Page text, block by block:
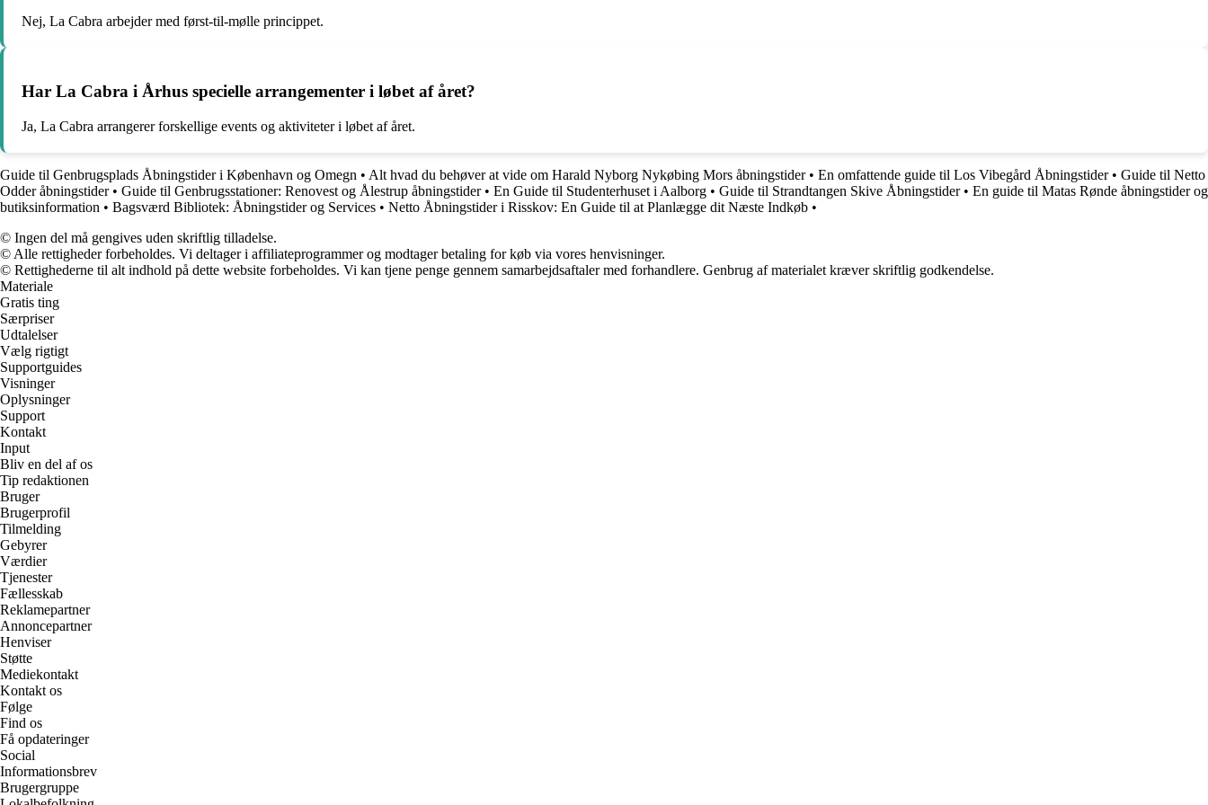
Nej, La Cabra arbejder med først-til-mølle princippet.
Har La Cabra i Århus specielle arrangementer i løbet af året?
Ja, La Cabra arrangerer forskellige events og aktiviteter i løbet af året.
Guide til Genbrugsplads Åbningstider i København og Omegn • Alt hvad du behøver at vide om Harald Nyborg Nykøbing Mors åbningstider• En omfattende guide til Los Vibegård Åbningstider• Guide til Netto
Odder åbningstider• Guide til Genbrugsstationer: Renovest og Ålestrup åbningstider• En Guide til Studenterhuset i Aalborg • Guide til Strandtangen Skive Åbningstider• En guide til Matas Rønde åbningstider og
butiksinformation • Bagsværd Bibliotek: Åbningstider og Services • Netto Åbningstider i Risskov: En Guide til at Planlægge dit Næste Indkøb •
© Ingen del må gengives uden skriftlig tilladelse.
© Alle rettigheder forbeholdes. Vi deltager i affiliateprogrammer og modtager betaling for køb via vores henvisninger.
© Rettighederne til alt indhold på dette website forbeholdes. Vi kan tjene penge gennem samarbejdsaftaler med forhandlere. Genbrug af materialet kræver skriftlig godkendelse.
Materiale
Gratis ting
Særpriser
Udtalelser
Vælg rigtigt
Supportguides
Visninger
Oplysninger
Support
Kontakt
Input
Bliv en del af os
Tip redaktionen
Bruger
Brugerprofil
Tilmelding
Gebyrer
Værdier
Tjenester
Fællesskab
Reklamepartner
Annoncepartner
Henviser
Støtte
Mediekontakt
Kontakt os
Følge
Find os
Få opdateringer
Social
Informationsbrev
Brugergruppe